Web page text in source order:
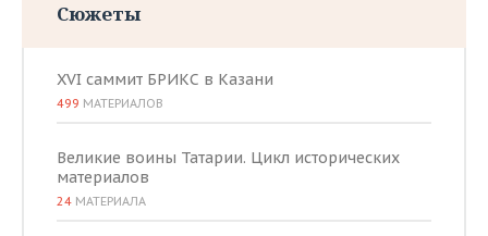
Сюжеты
XVI саммит БРИКС в Казани
499 МАТЕРИАЛОВ
Великие воины Татарии. Цикл исторических
материалов
24 МАТЕРИАЛА